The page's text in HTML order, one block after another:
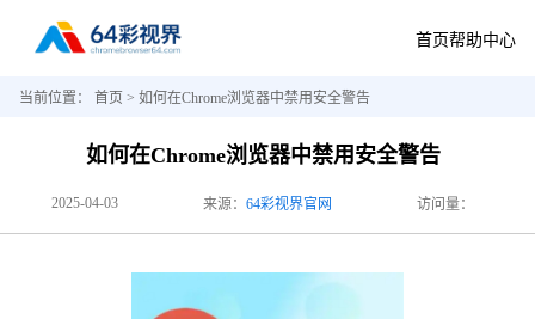
首页帮助中心
当前位置： 首页 > 如何在Chrome浏览器中禁用安全警告
如何在Chrome浏览器中禁用安全警告
2025-04-03 来源： 64彩视界官网 访问量：